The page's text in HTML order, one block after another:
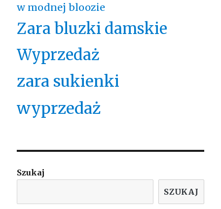
w modnej bloozie
Zara bluzki damskie
Wyprzedaż
zara sukienki
wyprzedaż
Szukaj
SZUKAJ